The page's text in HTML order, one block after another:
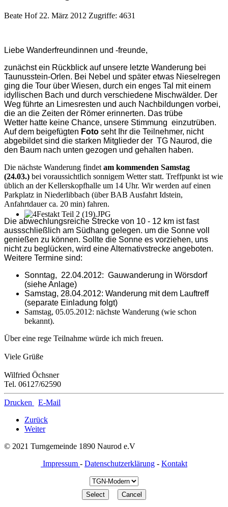
Beate Hof 22. März 2012 Zugriffe: 4631
Liebe Wanderfreundinnen und -freunde,
zunächst ein Rückblick auf unsere letzte Wanderung bei
Taunusstein-Orlen. Bei Nebel und später etwas Nieselregen
ging die Tour über Wiesen, durch ein enges Tal mit einem
idyllischen Bach und durch verschiedene Mischwälder. Der
Weg führte an Limesresten und auch Nachbildungen vorbei,
die an die Zeiten der Römer erinnerten. Das trübe
Wetter hatte keine Chance, unsere Stimmung einzutrüben.
Auf dem beigefügten Foto seht Ihr die Teilnehmer, nicht
abgebildet sind die starken Mitglieder der TG Naurod, die
den Baum nach unten gezogen und gehalten haben.
Die nächste Wanderung findet am kommenden Samstag
(24.03.) bei voraussichtlich sonnigem Wetter statt. Treffpunkt ist wie
üblich an der Kellerskopfhalle um 14 Uhr. Wir werden auf einen
Parkplatz in Niederlibbach (über BAB Ausfahrt Idstein,
Anfahrtdauer ca. 20 min) fahren.
Die abwechlungsreiche Strecke von 10 - 12 km ist fast
aussschließlich am Südhang gelegen. um die Sonne voll
genießen zu können. Sollte die Sonne es vorziehen, uns
nicht zu beglücken, wird eine Alternativstrecke angeboten.
Weitere Termine sind:
Sonntag, 22.04.2012: Gauwanderung in Wörsdorf
(siehe Anlage)
Samstag, 28.04.2012: Wanderung mit dem Lauftreff
(separate Einladung folgt)
Samstag, 05.05.2012: nächste Wanderung (wie schon
bekannt).
Über eine rege Teilnahme würde ich mich freuen.
Viele Grüße
Wilfried Öchsner
Tel. 06127/62590
Drucken
E-Mail
Zurück
Weiter
© 2021 Turngemeinde 1890 Naurod e.V
Impressum - Datenschutzerklärung - Kontakt